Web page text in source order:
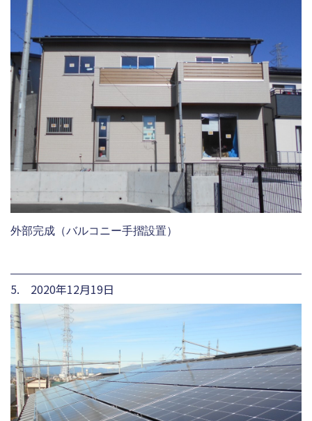
外部完成（バルコニー手摺設置）
5. 2020年12月19日